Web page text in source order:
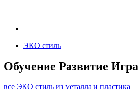
ЭКО стиль
Обучение Развитие Игра
все ЭКО стиль из металла и пластика